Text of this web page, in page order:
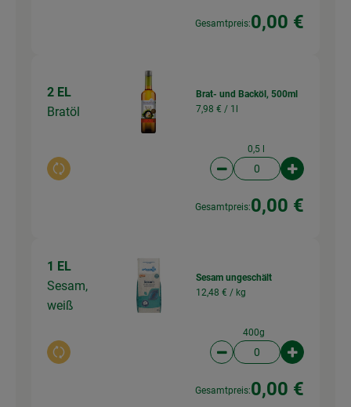
Gesamtpreis:0,00 €
2 EL
Bratöl
Auswahl ändern
Brat- und Backöl, 500ml
7,98 € / 1l
0,5 l
Artikelanzahl
Gesamtpreis:0,00 €
1 EL
Sesam,
weiß
Auswahl ändern
Sesam ungeschält
12,48 € / kg
400g
Artikelanzahl
Gesamtpreis:0,00 €